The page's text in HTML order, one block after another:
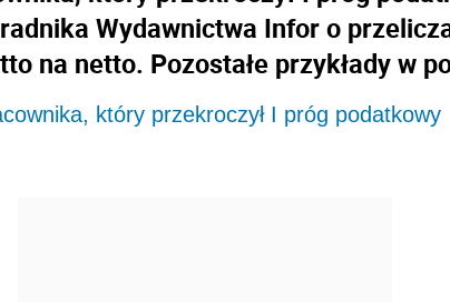
Wydawnictwa Infor o
na netto. Pozostałe przykłady w
który przekroczył I próg podatkowy